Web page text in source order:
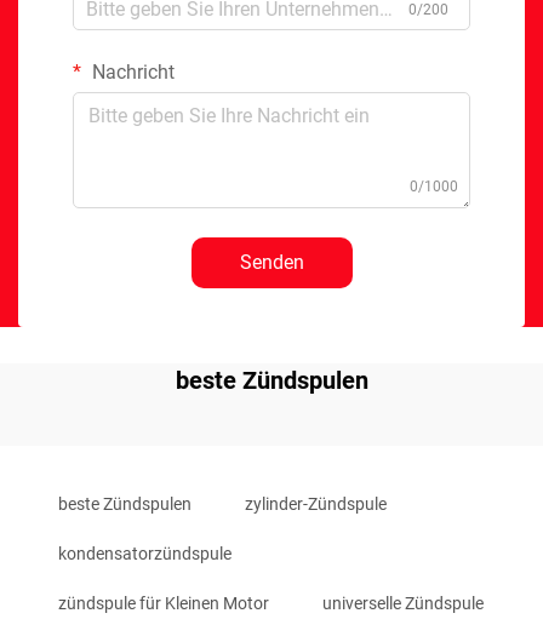
0/200
Nachricht
0/1000
Senden
beste Zündspulen
beste Zündspulen zylinder-Zündspule
kondensatorzündspule
zündspule für Kleinen Motor universelle Zündspule